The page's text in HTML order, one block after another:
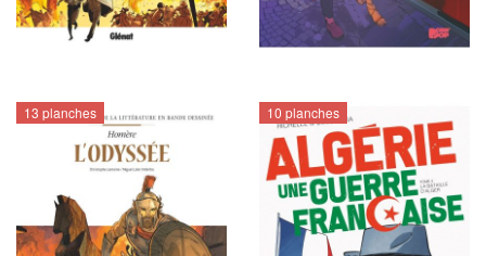
13 planches 10 planches